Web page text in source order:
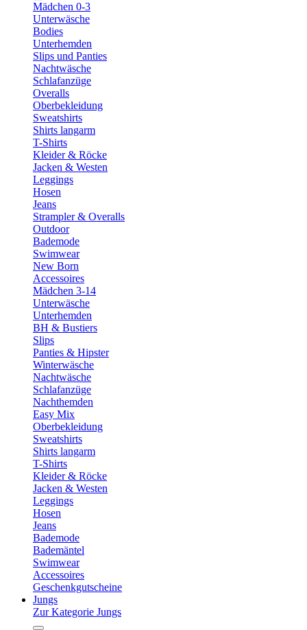
Mädchen 0-3
Unterwäsche
Bodies
Unterhemden
Slips und Panties
Nachtwäsche
Schlafanzüge
Overalls
Oberbekleidung
Sweatshirts
Shirts langarm
T-Shirts
Kleider & Röcke
Jacken & Westen
Leggings
Hosen
Jeans
Strampler & Overalls
Outdoor
Bademode
Swimwear
New Born
Accessoires
Mädchen 3-14
Unterwäsche
Unterhemden
BH & Bustiers
Slips
Panties & Hipster
Winterwäsche
Nachtwäsche
Schlafanzüge
Nachthemden
Easy Mix
Oberbekleidung
Sweatshirts
Shirts langarm
T-Shirts
Kleider & Röcke
Jacken & Westen
Leggings
Hosen
Jeans
Bademode
Bademäntel
Swimwear
Accessoires
Geschenkgutscheine
Jungs
Zur Kategorie Jungs